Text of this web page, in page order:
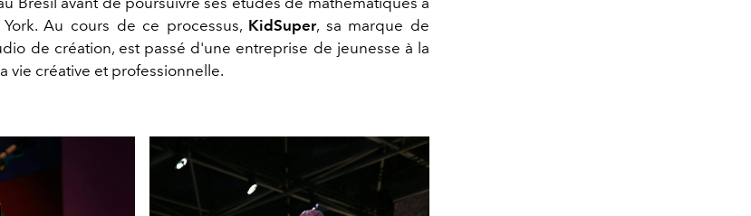
Au cours de ce processus, KidSuper, sa marque de
de création, est passé d'une entreprise de jeunesse à la
vie créative et professionnelle.